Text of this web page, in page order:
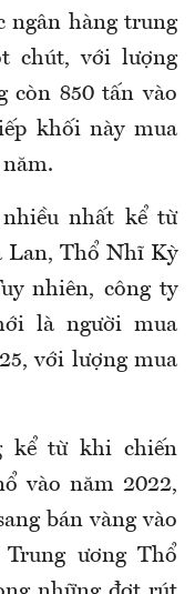
ngân hàng trung
chút, với lượng
còn 850 tấn vào
khối này mua
nhất kể từ
Lan, Thổ Nhĩ Kỳ
nhiên, công ty
là người mua
với lượng mua
kể từ khi chiến
vào năm 2022,
bán vàng vào
ương Thổ